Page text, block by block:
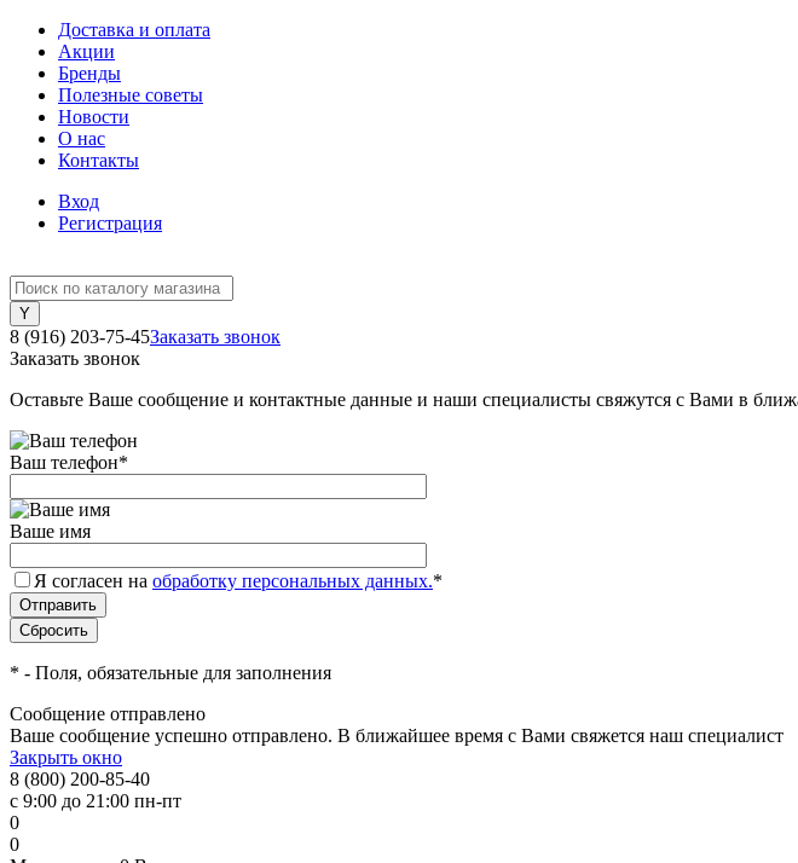
Доставка и оплата
Акции
Бренды
Полезные советы
Новости
О нас
Контакты
Вход
Регистрация
8 (916) 203-75-45Заказать звонок
Заказать звонок
Оставьте Ваше сообщение и контактные данные и наши специалисты свяжутся с Вами в
Ваш телефон*
Ваше имя
Я согласен на обработку персональных данных.*
* - Поля, обязательные для заполнения
Сообщение отправлено
Ваше сообщение успешно отправлено. В ближайшее время с Вами свяжется наш специалист
Закрыть окно
8 (800) 200-85-40
с 9:00 до 21:00 пн-пт
0
0